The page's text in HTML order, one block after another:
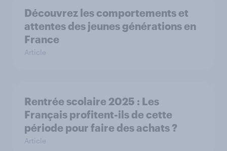
Découvrez les comportements et
attentes des jeunes générations en
France
Article
Rentrée scolaire 2025 : Les
Français profitent-ils de cette
période pour faire des achats ?
Article